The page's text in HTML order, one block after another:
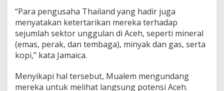
a
h
a
h
i
l
“Para pengusaha Thailand yang hadir juga
menyatakan ketertarikan mereka terhadap
sejumlah sektor unggulan di Aceh, seperti mineral
(emas, perak, dan tembaga), minyak dan gas, serta
kopi,” kata Jamaica.
Menyikapi hal tersebut, Mualem mengundang
mereka untuk melihat langsung potensi Aceh.